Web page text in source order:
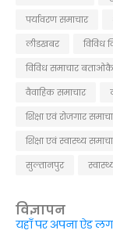
पर्यावरण समाचार
लीडखबर
विविध
विविध समाचार
वैवाहिक समाचार
शिक्षा एवं रोजगार
शिक्षा एवं स्वास्थ्य
सुल्तानपुर
विज्ञापन
यहाँ पर अपना ऐड